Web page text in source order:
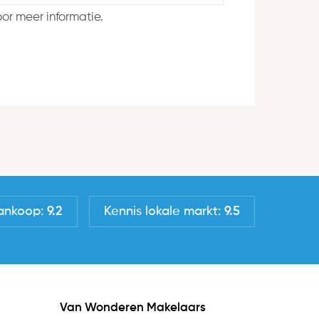
meer informatie.
9.2 Kennis lokale markt: 9.5
Van Wonderen Makelaars